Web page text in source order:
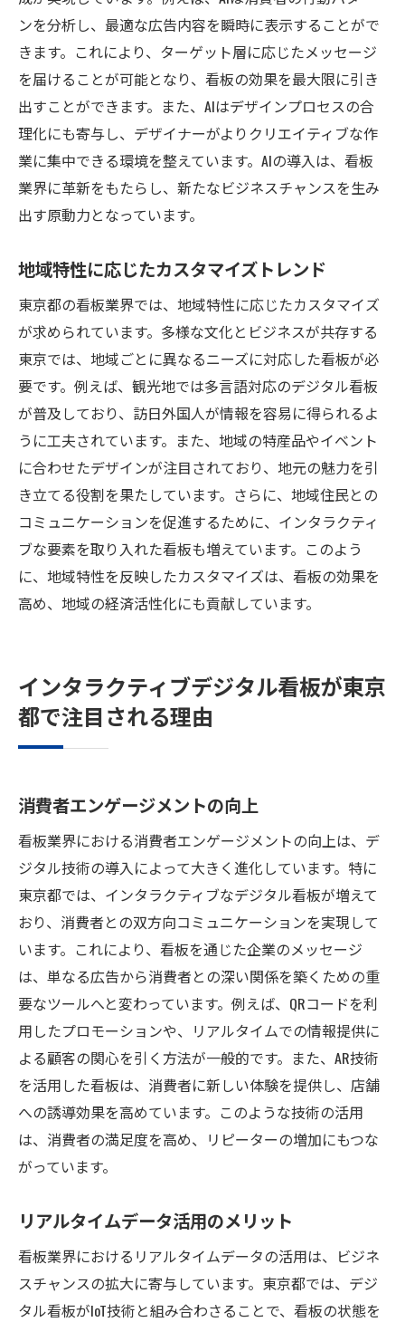
未来の都市景観をデザインする看板
ンを分析し、最適な広告内容を瞬時に表示することがで
きます。これにより、ターゲット層に応じたメッセージ
を届けることが可能となり、看板の効果を最大限に引き
出すことができます。また、AIはデザインプロセスの合
理化にも寄与し、デザイナーがよりクリエイティブな作
業に集中できる環境を整えています。AIの導入は、看板
業界に革新をもたらし、新たなビジネスチャンスを生み
出す原動力となっています。
地域特性に応じたカスタマイズトレンド
東京都の看板業界では、地域特性に応じたカスタマイズ
が求められています。多様な文化とビジネスが共存する
東京では、地域ごとに異なるニーズに対応した看板が必
要です。例えば、観光地では多言語対応のデジタル看板
が普及しており、訪日外国人が情報を容易に得られるよ
うに工夫されています。また、地域の特産品やイベント
に合わせたデザインが注目されており、地元の魅力を引
き立てる役割を果たしています。さらに、地域住民との
コミュニケーションを促進するために、インタラクティ
ブな要素を取り入れた看板も増えています。このよう
に、地域特性を反映したカスタマイズは、看板の効果を
高め、地域の経済活性化にも貢献しています。
インタラクティブデジタル看板が東京
都で注目される理由
消費者エンゲージメントの向上
看板業界における消費者エンゲージメントの向上は、デ
ジタル技術の導入によって大きく進化しています。特に
東京都では、インタラクティブなデジタル看板が増えて
おり、消費者との双方向コミュニケーションを実現して
います。これにより、看板を通じた企業のメッセージ
は、単なる広告から消費者との深い関係を築くための重
要なツールへと変わっています。例えば、QRコードを利
用したプロモーションや、リアルタイムでの情報提供に
よる顧客の関心を引く方法が一般的です。また、AR技術
を活用した看板は、消費者に新しい体験を提供し、店舗
への誘導効果を高めています。このような技術の活用
は、消費者の満足度を高め、リピーターの増加にもつな
がっています。
リアルタイムデータ活用のメリット
看板業界におけるリアルタイムデータの活用は、ビジネ
スチャンスの拡大に寄与しています。東京都では、デジ
タル看板がIoT技術と組み合わさることで、看板の状態を